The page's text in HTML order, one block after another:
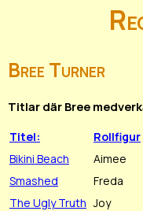
Bree Turner
Titlar där Bree
Titel:
Rollfigur
Bikini Beach
Aimee
Smashed
Freda
The Ugly Truth Joy